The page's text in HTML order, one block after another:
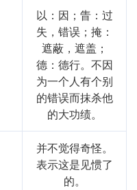
以：因；眚：过
失，错误；掩：
遮蔽，遮盖；
德：德行。不因
为一个人有个别
的错误而抹杀他
的大功绩。
并不觉得奇怪。
表示这是见惯了
的。